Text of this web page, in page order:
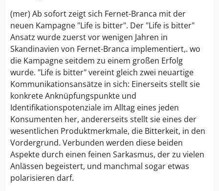
(mer) Ab sofort zeigt sich Fernet-Branca mit der
neuen Kampagne "Life is bitter". Der "Life is bitter"
Ansatz wurde zuerst vor wenigen Jahren in
Skandinavien von Fernet-Branca implementiert,. wo
die Kampagne seitdem zu einem großen Erfolg
wurde. "Life is bitter" vereint gleich zwei neuartige
Kommunikationsansätze in sich: Einerseits stellt sie
konkrete Anknüpfungspunkte und
Identifikationspotenziale im Alltag eines jeden
Konsumenten her, andererseits stellt sie eines der
wesentlichen Produktmerkmale, die Bitterkeit, in den
Vordergrund. Verbunden werden diese beiden
Aspekte durch einen feinen Sarkasmus, der zu vielen
Anlässen begeistert, und manchmal sogar etwas
polarisieren darf.